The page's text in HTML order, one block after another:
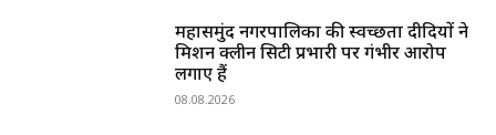
महासमुंद नगरपालिका की स्वच्छता दीदियों ने
मिशन क्लीन सिटी प्रभारी पर गंभीर आरोप
लगाए हैं
08.08.2026